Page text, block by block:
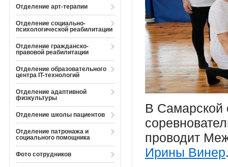
Отделение арт-терапии
Отделение социально-
психологической реабилитации
Отделение гражданско-
правовой реабилитации
Отделение образовательного
центра IT-технологий
Отделение адаптивной
физкультуры
Отделение школы пациентов
Отделение патронажа и
социального помощника
Фото сотрудников
В Самарской
проводит
Ирины Винер